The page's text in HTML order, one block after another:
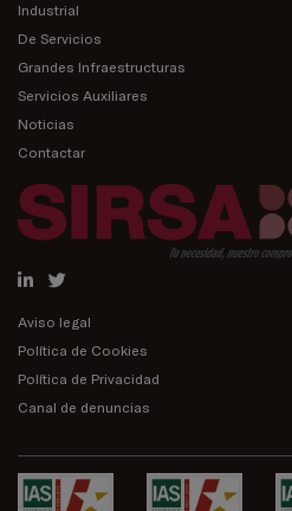
Industrial
De Servicios
Grandes Infraestructuras
Servicios Auxiliares
Noticias
Contactar
Aviso legal
Política de Cookies
Política de Privacidad
Canal de denuncias